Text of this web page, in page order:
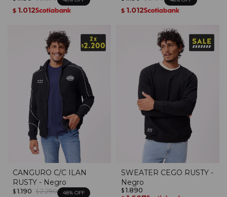
$ 1.012 $ 1.012
CANGURO C/C ILAN
RUSTY - Negro
$ 1.190 $ 2.290 48
SWEATER CEGO RUSTY -
Negro
$ 1.890